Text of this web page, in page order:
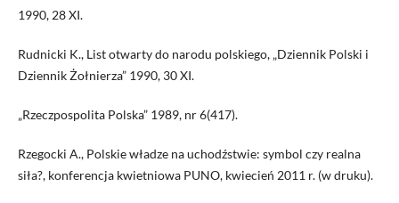
1990, 28 XI.
Rudnicki K., List otwarty do narodu polskiego, „Dziennik Polski i
Dziennik Żołnierza” 1990, 30 XI.
„Rzeczpospolita Polska” 1989, nr 6(417).
Rzegocki A., Polskie władze na uchodźstwie: symbol czy realna
siła?, konferencja kwietniowa PUNO, kwiecień 2011 r. (w druku).